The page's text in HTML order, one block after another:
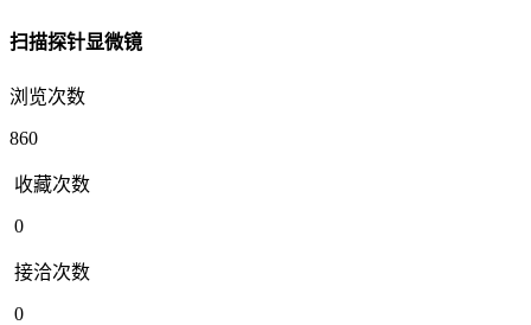
扫描探针显微镜
浏览次数
860
收藏次数
0
接洽次数
0